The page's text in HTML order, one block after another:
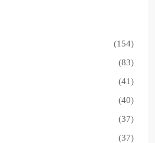
(154)
(83)
(41)
(40)
(37)
(37)